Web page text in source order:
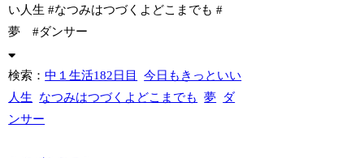
い人生 #なつみはつづくよどこまでも #
夢 #ダンサー
検索：中１生活182日目
今日もきっといい
人生
なつみはつづくよどこまでも 夢
ダ
ンサー